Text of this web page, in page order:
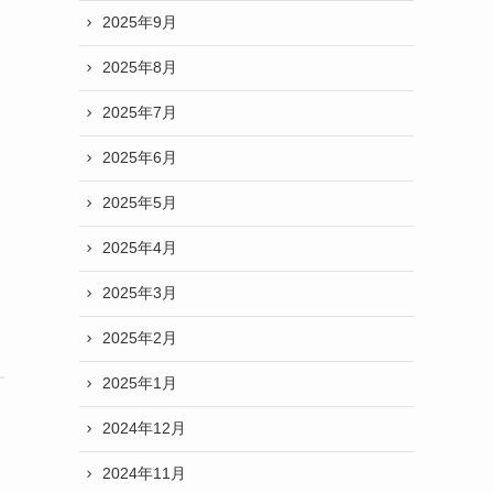
2025年9月
2025年8月
2025年7月
2025年6月
2025年5月
2025年4月
2025年3月
2025年2月
2025年1月
2024年12月
2024年11月